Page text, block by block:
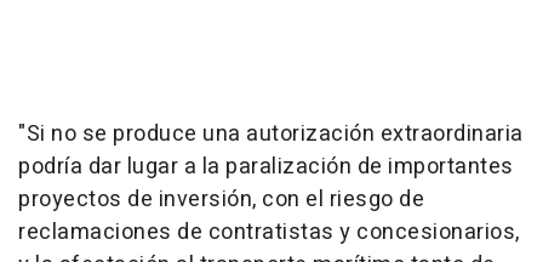
"Si no se produce una autorización extraordinaria
podría dar lugar a la paralización de importantes
proyectos de inversión, con el riesgo de
reclamaciones de contratistas y concesionarios,